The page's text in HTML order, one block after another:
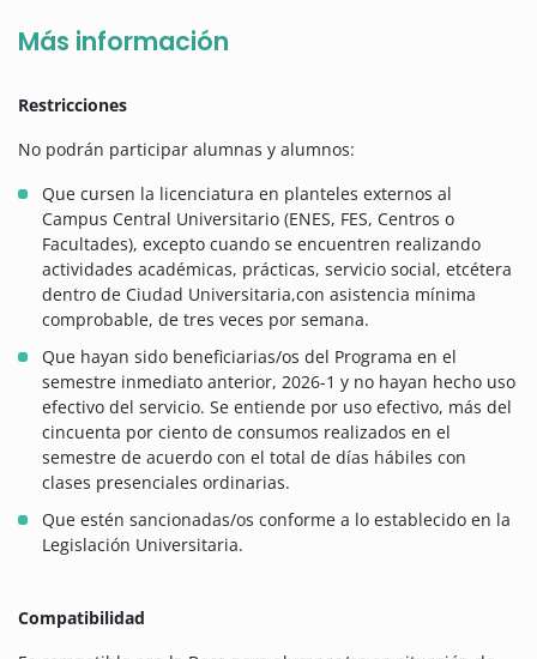
Más información
Restricciones
No podrán participar alumnas y alumnos:
Que cursen la licenciatura en planteles externos al
Campus Central Universitario (ENES, FES, Centros o
Facultades), excepto cuando se encuentren realizando
actividades académicas, prácticas, servicio social, etcétera
dentro de Ciudad Universitaria,con asistencia mínima
comprobable, de tres veces por semana.
Que hayan sido beneficiarias/os del Programa en el
semestre inmediato anterior, 2026-1 y no hayan hecho uso
efectivo del servicio. Se entiende por uso efectivo, más del
cincuenta por ciento de consumos realizados en el
semestre de acuerdo con el total de días hábiles con
clases presenciales ordinarias.
Que estén sancionadas/os conforme a lo establecido en la
Legislación Universitaria.
Compatibilidad